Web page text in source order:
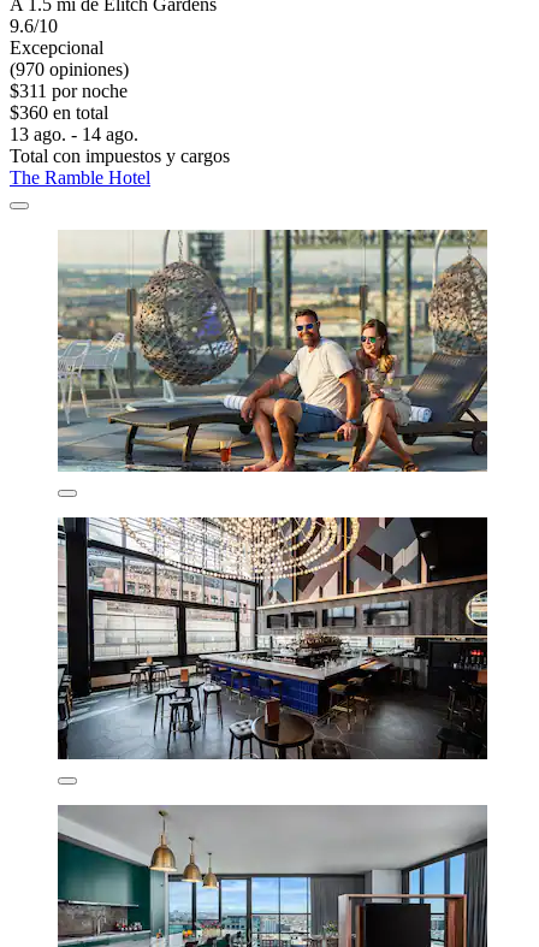
A 1.5 mi de Elitch Gardens
9.6/10
Excepcional
(970 opiniones)
$311 por noche
$360 en total
13 ago. - 14 ago.
Total con impuestos y cargos
The Ramble Hotel